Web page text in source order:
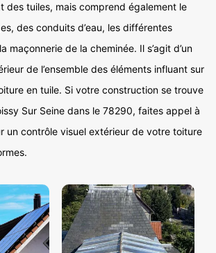
des tuiles, mais comprend également le
des conduits d’eau, les différentes
maçonnerie de la cheminée. Il s’agit d’un
de l’ensemble des éléments influant sur
en tuile. Si votre construction se trouve
Sur Seine dans le 78290, faites appel à
un contrôle visuel extérieur de votre toiture